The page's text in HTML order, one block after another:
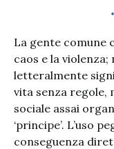
La gente comune
caos e la
letteralmente
vita senza regole,
sociale assai
‘principe’. L’uso
conseguenza